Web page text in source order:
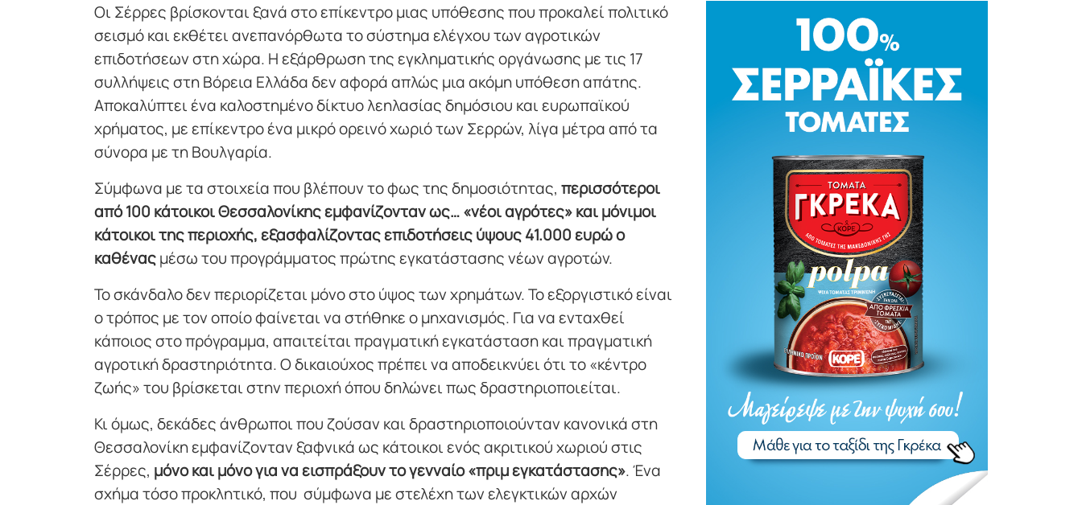
Οι Σέρρες βρίσκονται ξανά στο επίκεντρο μιας υπόθεσης που προκαλεί πολιτικό
σεισμό και εκθέτει ανεπανόρθωτα το σύστημα ελέγχου των αγροτικών
επιδοτήσεων στη χώρα. Η εξάρθρωση της εγκληματικής οργάνωσης με τις 17
συλλήψεις στη Βόρεια Ελλάδα δεν αφορά απλώς μια ακόμη υπόθεση απάτης.
Αποκαλύπτει ένα καλοστημένο δίκτυο λεηλασίας δημόσιου και ευρωπαϊκού
χρήματος, με επίκεντρο ένα μικρό ορεινό χωριό των Σερρών, λίγα μέτρα από τα
σύνορα με τη Βουλγαρία.
Σύμφωνα με τα στοιχεία που βλέπουν το φως της δημοσιότητας, περισσότεροι
από 100 κάτοικοι Θεσσαλονίκης εμφανίζονταν ως… «νέοι αγρότες» και μόνιμοι
κάτοικοι της περιοχής, εξασφαλίζοντας επιδοτήσεις ύψους 41.000 ευρώ ο
καθέναςμέσω του προγράμματος πρώτης εγκατάστασης νέων αγροτών.
Το σκάνδαλο δεν περιορίζεται μόνο στο ύψος των χρημάτων. Το εξοργιστικό είναι
ο τρόπος με τον οποίο φαίνεται να στήθηκε ο μηχανισμός. Για να ενταχθεί
κάποιος στο πρόγραμμα, απαιτείται πραγματική εγκατάσταση και πραγματική
αγροτική δραστηριότητα. Ο δικαιούχος πρέπει να αποδεικνύει ότι το «κέντρο
ζωής» του βρίσκεται στην περιοχή όπου δηλώνει πως δραστηριοποιείται.
Κι όμως, δεκάδες άνθρωποι που ζούσαν και δραστηριοποιούνταν κανονικά στη
Θεσσαλονίκη εμφανίζονταν ξαφνικά ως κάτοικοι ενός ακριτικού χωριού στις
Σέρρες, μόνο και μόνο για να εισπράξουν το γενναίο «πριμ εγκατάστασης». Ένα
σχήμα τόσο προκλητικό, που σύμφωνα με στελέχη των ελεγκτικών αρχών